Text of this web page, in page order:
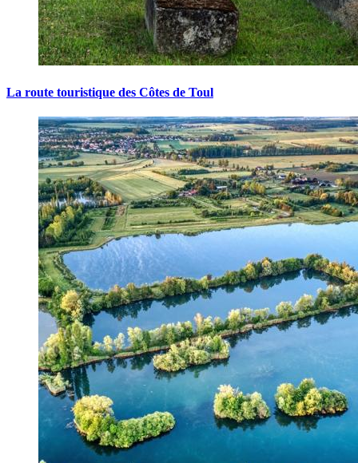
La route touristique des Côtes de Toul